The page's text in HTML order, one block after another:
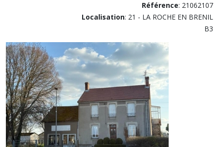
Référence: 21062107
Localisation: 21 - LA ROCHE EN BRENIL
B3